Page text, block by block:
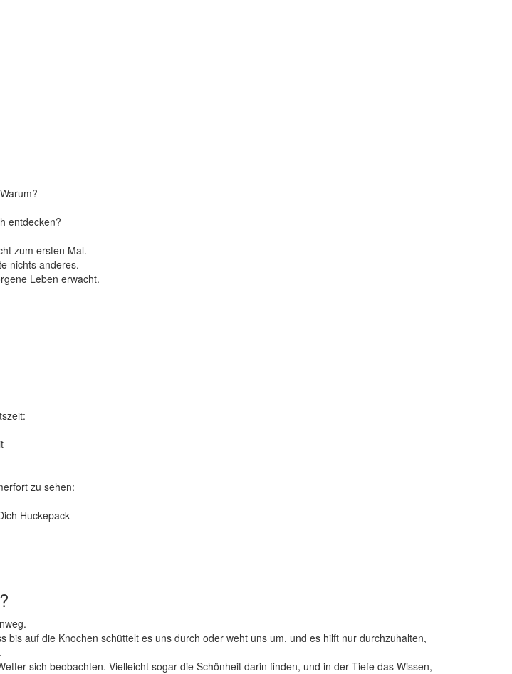
entdecken?
zum ersten Mal.
nichts anderes.
Leben erwacht.
zu sehen:
Huckepack
bis auf die Knochen schüttelt es uns durch oder weht uns um, und es hilft nur durchzuhalten,
sich beobachten. Vielleicht sogar die Schönheit darin finden, und in der Tiefe das Wissen,